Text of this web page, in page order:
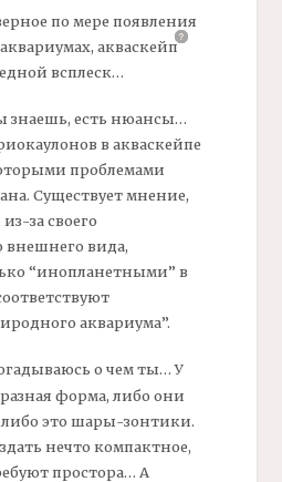
по мере появления
акваскейп
всплеск…
знаешь, есть нюансы…
в акваскейпе
проблемами
Существует мнение,
за своего
внешнего вида,
“инопланетными” в
аквариума”.
о чем ты… У
форма, либо они
либо это шары-зонтики.
нечто компактное,
простора… А